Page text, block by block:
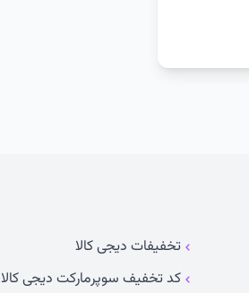
تخفیفات دیجی کالا
کد تخفیف سوپرمارکت دیجی کالا